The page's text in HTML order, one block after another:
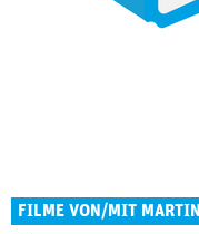
FILME VON/MIT